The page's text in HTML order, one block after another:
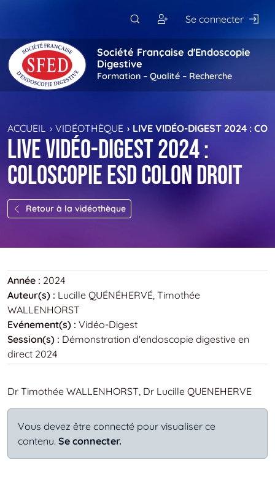
Se connecter
Société Française d'Endoscopie
Digestive
Formation – Qualité – Recherche
ACCUEIL VIDÉOTHÈQUE LIVE VIDÉO-DIGEST 2024 :
Live Vidéo-Digest 2024 :
Coloscopie ESD colon droit
Retour à la vidéothèque
Année : 2024
Auteur(s) : Lucille QUÉNÉHERVÉ, Timothée
WALLENHORST
Evénement(s) : Vidéo-Digest
Session(s) : Démonstration d'endoscopie digestive en
direct 2024
Dr Timothée WALLENHORST, Dr Lucille QUENEHERVE
Vous devez être connecté pour visualiser ce
contenu. Se connecter.